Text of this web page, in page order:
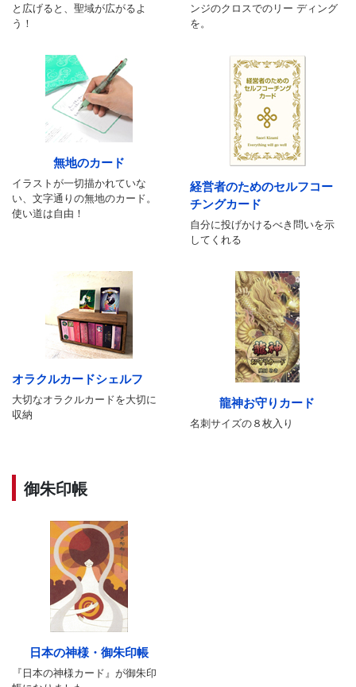
と広げると、聖域が広がるよ
う！
ンジのクロスでのリー ディング
を。
無地のカード
イラストが一切描かれていな
い、文字通りの無地のカード。
使い道は自由！
経営者のためのセルフコー
チングカード
自分に投げかけるべき問いを示
してくれる
オラクルカードシェルフ
大切なオラクルカードを大切に
収納
龍神お守りカード
名刺サイズの８枚入り
御朱印帳
日本の神様・御朱印帳
『日本の神様カード』が御朱印